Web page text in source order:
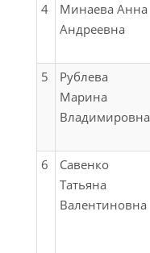
4
Минаева Анна
Андреевна
5
Рублева
Марина
Владимировна
6
Савенко
Татьяна
Валентиновна